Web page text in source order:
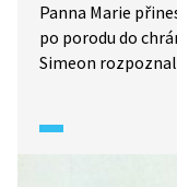
Panna Marie
po porodu do
Simeon